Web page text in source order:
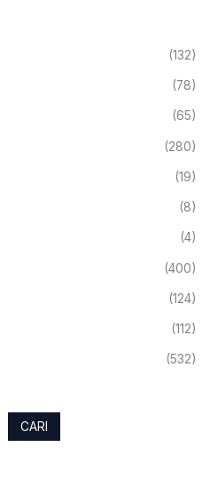
(132)
(78)
(65)
(280)
(19)
(8)
(4)
(400)
(124)
(112)
(532)
CARI